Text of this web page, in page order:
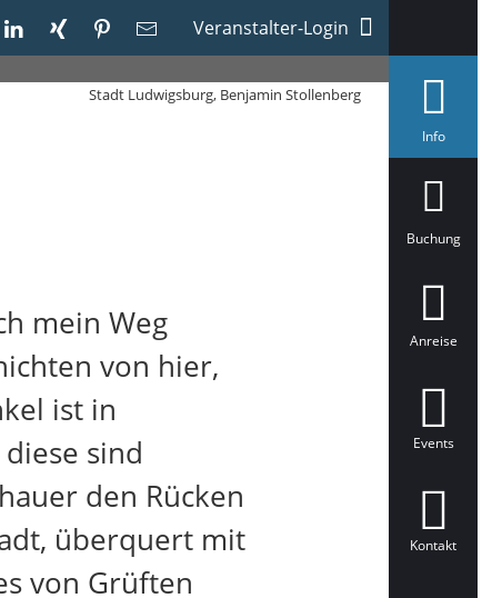
Veranstalter-Login
Stadt Ludwigsburg, Benjamin Stollenberg
Infoa
ä
t
Buchung
Anreise
Events
Kontakt
mein Weg
von hier,
ist in
sind
den Rücken
überquert mit
von Grüften